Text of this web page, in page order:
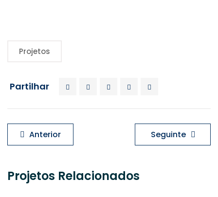
Projetos
Partilhar
Navegação
deAnterior Seguinte
Projetos Relacionados